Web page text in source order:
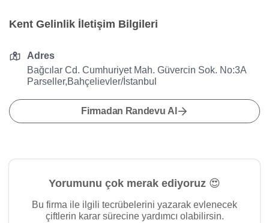
Kent Gelinlik İletişim Bilgileri
Adres
Bağcılar Cd. Cumhuriyet Mah. Güvercin Sok. No:3A
Parseller,Bahçelievler/İstanbul
Firmadan Randevu Al
Yorumunu çok merak ediyoruz 😍
Bu firma ile ilgili tecrübelerini yazarak evlenecek
çiftlerin karar sürecine yardımcı olabilirsin.